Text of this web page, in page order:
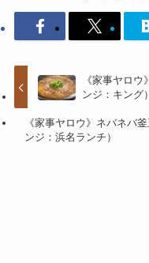
《家事ヤロ
ンジ：キング）
《家事ヤロウ》ネバネバ
ンジ：浜名ランチ）